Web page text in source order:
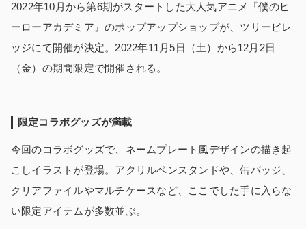
2022年10月から第6期がスタートした大人気アニメ『僕のヒ
ーローアカデミア』のポップアップショップが、ツリービレ
ッジにて開催が決定。2022年11月5日（土）から12月2日
（金）の期間限定で開催される。
限定コラボグッズが満載
今回のコラボグッズで、ネームプレート風デザインの描き起
こしイラストが登場。アクリルペンスタンドや、缶バッジ、
クリアファイルやマルチケースなど、ここでした手に入らな
い限定アイテムが多数並ぶ。